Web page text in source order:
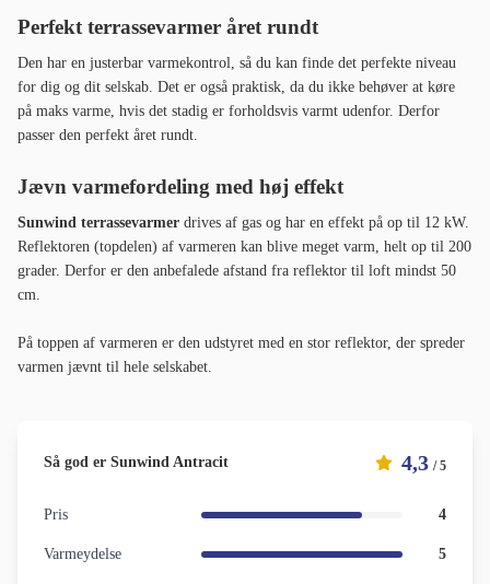
Perfekt terrassevarmer året rundt
Den har en justerbar varmekontrol, så du kan finde det perfekte niveau
for dig og dit selskab. Det er også praktisk, da du ikke behøver at køre
på maks varme, hvis det stadig er forholdsvis varmt udenfor. Derfor
passer den perfekt året rundt.
Jævn varmefordeling med høj effekt
Sunwind terrassevarmer drives af gas og har en effekt på op til 12 kW.
Reflektoren (topdelen) af varmeren kan blive meget varm, helt op til 200
grader. Derfor er den anbefalede afstand fra reflektor til loft mindst 50
cm.
På toppen af varmeren er den udstyret med en stor reflektor, der spreder
varmen jævnt til hele selskabet.
Så god er Sunwind Antracit 4,3 / 5
Pris 4
Varmeydelse 5